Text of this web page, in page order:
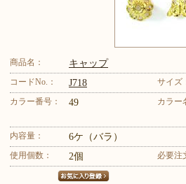
商品名： キャップ
コードNo.： J718 サイズ
カラー番号： 49 カラー
内容量： 6ケ（バラ）
使用個数： 2個 必要注